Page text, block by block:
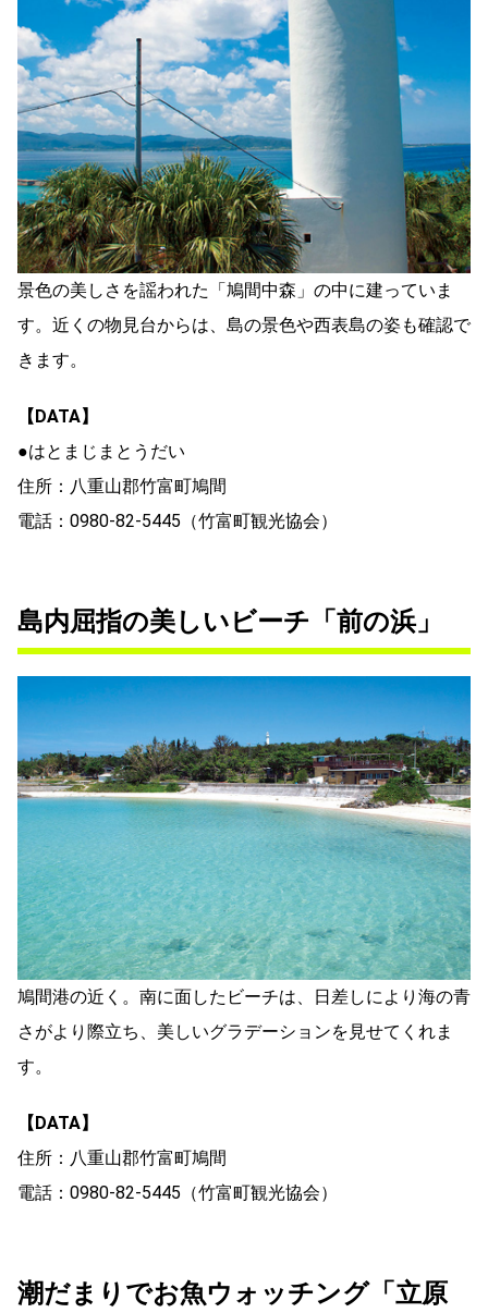
景色の美しさを謡われた「鳩間中森」の中に建っていま
す。近くの物見台からは、島の景色や西表島の姿も確認で
きます。
【DATA】
●はとまじまとうだい
住所：八重山郡竹富町鳩間
電話：0980-82-5445（竹富町観光協会）
島内屈指の美しいビーチ「前の浜」
鳩間港の近く。南に面したビーチは、日差しにより海の青
さがより際立ち、美しいグラデーションを見せてくれま
す。
【DATA】
住所：八重山郡竹富町鳩間
電話：0980-82-5445（竹富町観光協会）
潮だまりでお魚ウォッチング「立原